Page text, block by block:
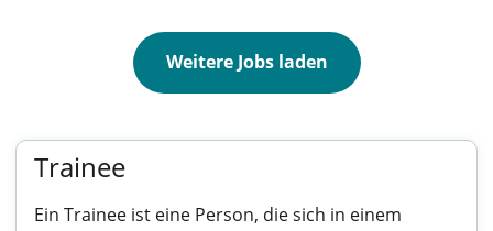
Weitere Jobs laden
Trainee
Ein Trainee ist eine Person, die sich in einem